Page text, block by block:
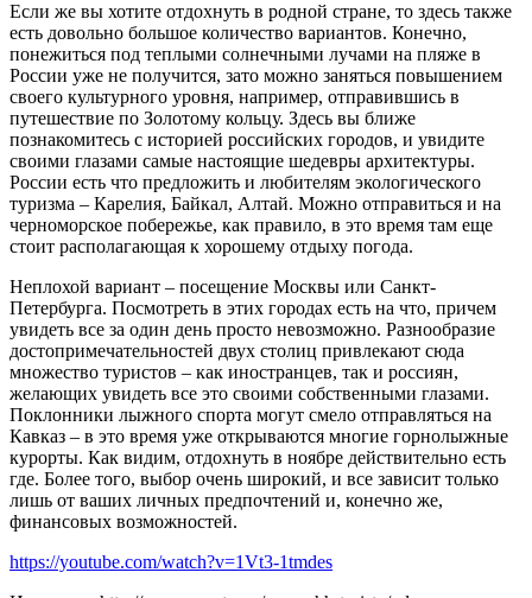
Если же вы хотите отдохнуть в родной стране, то здесь также
есть довольно большое количество вариантов. Конечно,
понежиться под теплыми солнечными лучами на пляже в
России уже не получится, зато можно заняться повышением
своего культурного уровня, например, отправившись в
путешествие по Золотому кольцу. Здесь вы ближе
познакомитесь с историей российских городов, и увидите
своими глазами самые настоящие шедевры архитектуры.
России есть что предложить и любителям экологического
туризма – Карелия, Байкал, Алтай. Можно отправиться и на
черноморское побережье, как правило, в это время там еще
стоит располагающая к хорошему отдыху погода.
Неплохой вариант – посещение Москвы или Санкт-
Петербурга. Посмотреть в этих городах есть на что, причем
увидеть все за один день просто невозможно. Разнообразие
достопримечательностей двух столиц привлекают сюда
множество туристов – как иностранцев, так и россиян,
желающих увидеть все это своими собственными глазами.
Поклонники лыжного спорта могут смело отправляться на
Кавказ – в это время уже открываются многие горнолыжные
курорты. Как видим, отдохнуть в ноябре действительно есть
где. Более того, выбор очень широкий, и все зависит только
лишь от ваших личных предпочтений и, конечно же,
финансовых возможностей.
https://youtube.com/watch?v=1Vt3-1tmdes